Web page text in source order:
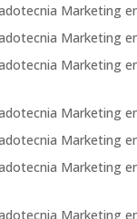
Marketing
Marketing
Marketing
Marketing
Marketing
Marketing
Marketing